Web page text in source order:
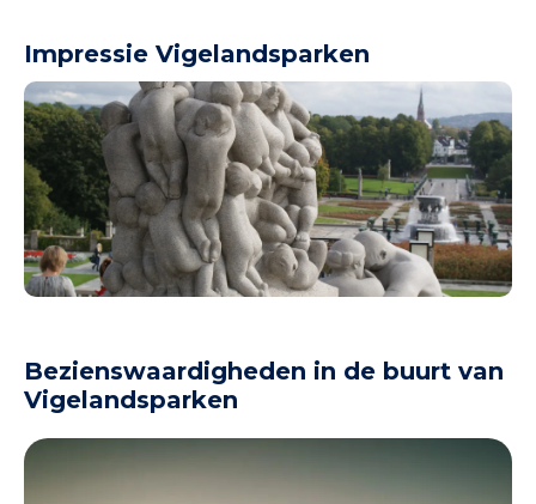
Impressie Vigelandsparken
Bezienswaardigheden in de buurt van
Vigelandsparken